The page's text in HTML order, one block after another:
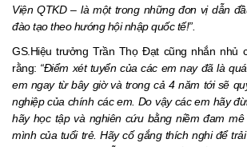
Viện QTKD – là một trong những đơn vị dẫn
đào tạo theo hướng hội nhập quốc tế!”.
GS.Hiệu trưởng Trần Thọ Đạt cũng nhắn nhủ
rằng: “Điểm xét tuyển của các em nay đã là
em ngay từ bây giờ và trong cả 4 năm tới sẽ
nghiệp của chính các em. Do vậy các em hãy
hãy học tập và nghiên cứu bằng niềm đam
mình của tuổi trẻ. Hãy cố gắng thích nghi để